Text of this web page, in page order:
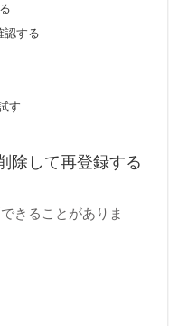
認する
す
除して再登録する
きることがありま